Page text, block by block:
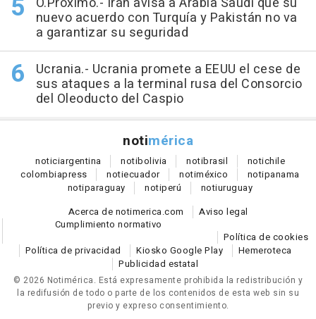
nuevo acuerdo con Turquía y Pakistán no va
a garantizar su seguridad
Ucrania.- Ucrania promete a EEUU el cese de
sus ataques a la terminal rusa del Consorcio
del Oleoducto del Caspio
notimérica
noticiargentina notibolivia notibrasil notichile
colombiapress notiecuador notiméxico notipanama
notiparaguay notiperú notiuruguay
Acerca de notimerica.com
Aviso legal
Cumplimiento normativo
Política de cookies
Política de privacidad
Kiosko Google Play
Hemeroteca
Publicidad estatal
© 2026 Notimérica. Está expresamente prohibida la redistribución y
la redifusión de todo o parte de los contenidos de esta web sin su
previo y expreso consentimiento.